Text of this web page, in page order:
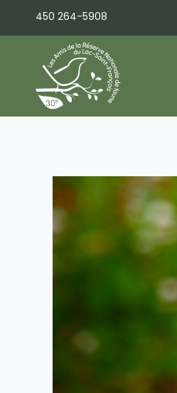
450 264-5908